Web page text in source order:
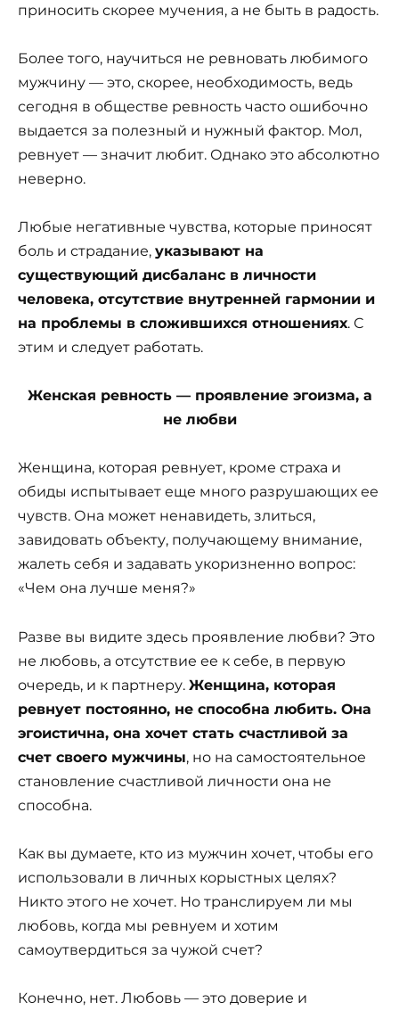
приносить скорее мучения, а не быть в радость.
Более того, научиться не ревновать любимого
мужчину ­— это, скорее, необходимость, ведь
сегодня в обществе ревность часто ошибочно
выдается за полезный и нужный фактор. Мол,
ревнует ­— значит любит. Однако это абсолютно
неверно.
Любые негативные чувства, которые приносят
боль и страдание, указывают на
существующий дисбаланс в личности
человека, отсутствие внутренней гармонии и
на проблемы в сложившихся отношениях. С
этим и следует работать.
Женская ревность — проявление эгоизма, а
не любви
Женщина, которая ревнует, кроме страха и
обиды испытывает еще много разрушающих ее
чувств. Она может ненавидеть, злиться,
завидовать объекту, получающему внимание,
жалеть себя и задавать укоризненно вопрос:
«Чем она лучше меня?»
Разве вы видите здесь проявление любви? Это
не любовь, а отсутствие ее к себе, в первую
очередь, и к партнеру. Женщина, которая
ревнует постоянно, не способна любить. Она
эгоистична, она хочет стать счастливой за
счет своего мужчины, но на самостоятельное
становление счастливой личности она не
способна.
Как вы думаете, кто из мужчин хочет, чтобы его
использовали в личных корыстных целях?
Никто этого не хочет. Но транслируем ли мы
любовь, когда мы ревнуем и хотим
самоутвердиться за чужой счет?
Конечно, нет. Любовь — это доверие и